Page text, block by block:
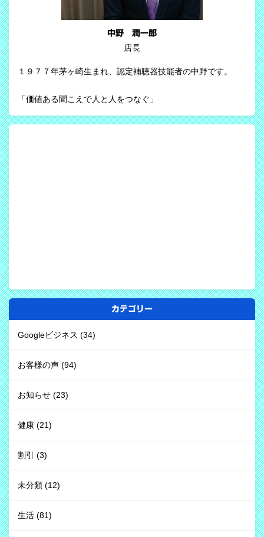
中野 潤一郎
店長
１９７７年茅ヶ崎生まれ、認定補聴器技能者の中野です。
「価値ある聞こえで人と人をつなぐ」
カテゴリー
Googleビジネス (34)
お客様の声 (94)
お知らせ (23)
健康 (21)
割引 (3)
未分類 (12)
生活 (81)